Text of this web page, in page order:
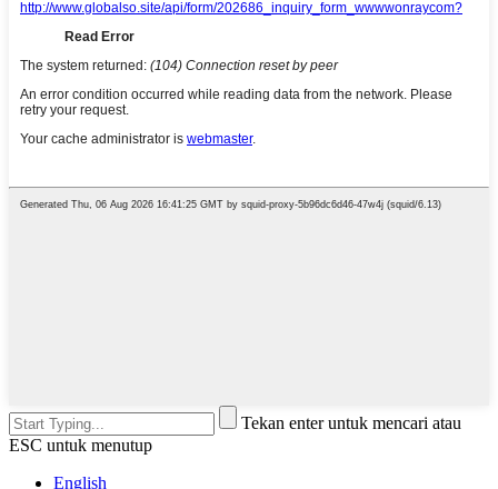
Tekan enter untuk mencari atau
ESC untuk menutup
English